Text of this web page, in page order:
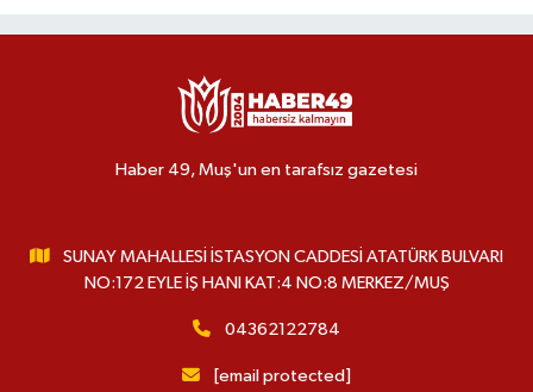
Haber 49, Muş'un en tarafsız gazetesi
SUNAY MAHALLESİ İSTASYON CADDESİ ATATÜRK BULVARI
NO:172 EYLE İŞ HANI KAT:4 NO:8 MERKEZ/MUŞ
04362122784
[email protected]